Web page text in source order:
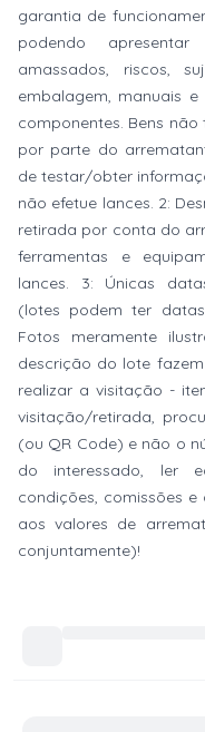
garantia de
podendo
amassados, riscos,
embalagem, manuais
componentes. Bens
por parte do
de testar/obter
não efetue lances. 2:
retirada por conta do
ferramentas e
lances. 3: Únicas
(lotes podem ter
Fotos meramente
descrição do lote
realizar a visitação -
visitação/retirada,
(ou QR Code) e não o
do interessado, ler
condições, comissões
aos valores de
conjuntamente)!